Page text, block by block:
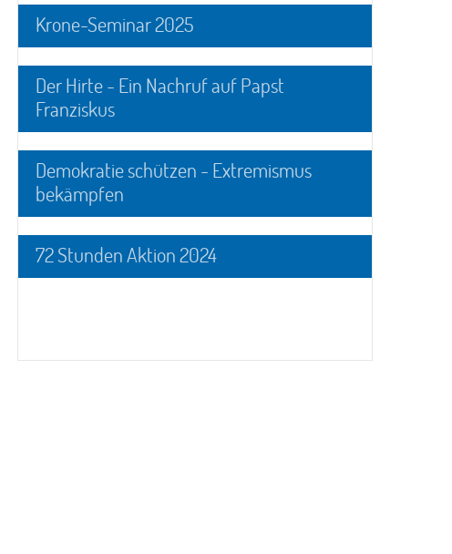
Krone-Seminar 2025
Der Hirte - Ein Nachruf auf Papst
Franziskus
Demokratie schützen - Extremismus
bekämpfen
72 Stunden Aktion 2024